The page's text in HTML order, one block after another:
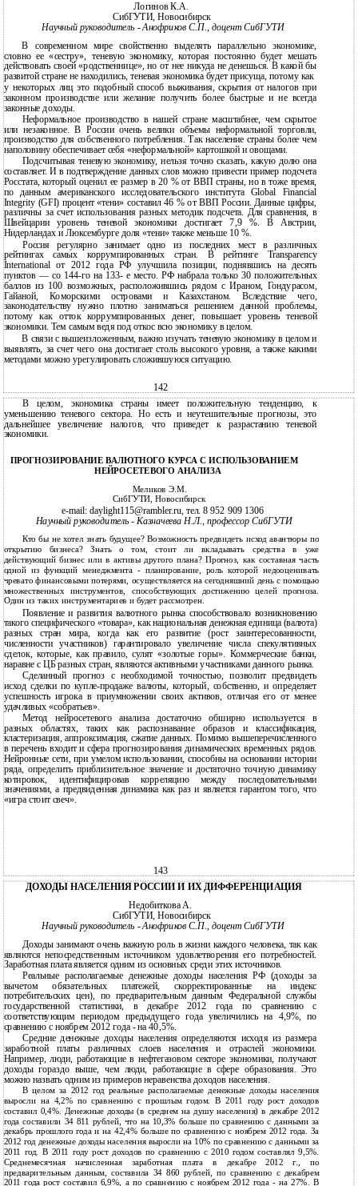
Логинов К.А.
СибГУТИ, Новосибирск
Научный руководитель - Анофриков С.П., доцент СибГУТИ
В
современном мире свойственно выделять параллельно экономике,
словно ее «сестру», теневую экономику, которая постоянно будет мешать
действовать своей «родственнице», но от нее никуда не денешься. В какой бы
развитой стране не находились, теневая экономика будет присуща, потому как
у некоторых лиц это подобный способ выживания, скрытия от налогов при
законном производстве или желание получить более быстрые и не всегда
законные доходы.
Неформальное производство в нашей стране масштабнее, чем скрытое
или незаконное. В России очень велики объемы неформальной торговли,
производство для собственного потребления. Так население страны более чем
наполовину обеспечивает себя «неформальной» картошкой и овощами.
Подсчитывая теневую экономику, нельзя точно сказать, какую долю она
составляет. И в подтверждение данных слов можно привести пример подсчета
Росстата, который оценил ее размер в 20 % от ВВП страны, но в тоже время,
по данным американского исследовательского института Global Financial
Integrity (GFI) процент «тени» составил 46 % от ВВП России. Данные цифры,
различны за счет использования разных методик подсчета. Для сравнения, в
Швейцарии уровень теневой экономики достигает 7,9 %. В Австрии,
Нидерландах и Люксембурге доля «тени» также меньше 10 %.
Россия регулярно занимает одно из последних мест в различных
рейтингах самых коррумпированных стран. В рейтинге Transparency
International от 2012 года РФ улучшила позиции, поднявшись на десять
пунктов — со 144-го на 133- е место. РФ набрала только 30 положительных
баллов из 100 возможных, расположившись рядом с Ираном, Гондурасом,
Гайаной, Коморскими островами и Казахстаном. Вследствие чего,
законодательству нужно плотно заниматься решением данной проблемы,
потому как отток коррумпированных денег, повышает уровень теневой
экономики. Тем самым ведя под откос всю экономику в целом.
В связи с вышеизложенным, важно изучать теневую экономику в целом и
выявлять, за счет чего она достигает столь высокого уровня, а также какими
методами можно урегулировать сложившуюся ситуацию.
142
В целом, экономика страны имеет положительную тенденцию, к
уменьшению теневого сектора. Но есть и неутешительные прогнозы, это
дальнейшее увеличение налогов, что приведет к разрастанию теневой
экономики.
ПРОГНОЗИРОВАНИЕ ВАЛЮТНОГО КУРСА С ИСПОЛЬЗОВАНИЕМ
НЕЙРОСЕТЕВОГО АНАЛИЗА
Меликов Э.М.
СибГУТИ, Новосибирск
e-mail: daylight115@rambler.ru, тел. 8 952 909 1306
Научный руководитель - Казначеева H.Л., профессор СибГУТИ
Кто бы не хотел знать будущее? Возможность предвидеть исход авантюры по
открытию бизнеса? Знать о том, стоит ли вкладывать средства в уже
действующий бизнес или в активы другого плана? Прогноз, как составная часть
одной из функций менеджмента - планирование, роль которой недооценивать
чревато финансовыми потерями, осуществляется на сегодняшний день с помощью
множественных инструментов, способствующих достижению целей прогноза.
Один из таких инструментариев и будет рассмотрен.
Появление и развития валютного рынка способствовало возникновению
такого специфического «товара», как национальная денежная единица (валюта)
разных стран мира, когда как его развитие (рост заинтересованности,
численности участников) гарантировало увеличение числа спекулятивных
сделок, которые, как правило, сулят «золотые горы». Коммерческие банки,
наравне с ЦБ разных стран, являются активными участниками данного рынка.
Сделанный прогноз с необходимой точностью, позволит предвидеть
исход сделки по купле-продаже валюты, который, собственно, и определяет
успешность игрока в приумножении своих активов, отличая его от менее
удачливых «собратьев».
Метод нейросетевого анализа достаточно обширно используется в
разных областях, таких как распознавание образов и классификация,
кластеризация, аппроксимация, сжатие данных. Помимо вышеперечисленного
в перечень входит и сфера прогнозирования динамических временных рядов.
Нейронные сети, при умелом использовании, способны на основании истории
ряда, определить приблизительное значение и достаточно точную динамику
котировок, идентифицировав корреляцию между последовательными
значениями, а предвиденная динамика как раз и является гарантом того, что
«игра стоит свеч».
143
ДОХОДЫ НАСЕЛЕНИЯ РОССИИ И ИХ ДИФФЕРЕНЦИАЦИЯ
Недобиткова А.
СибГУТИ, Новосибирск
Научный руководитель - Анофриков С.П., доцент СибГУТИ
Доходы занимают очень важную роль в жизни каждого человека, так как
являются непосредственным источником удовлетворения его потребностей.
Заработная плата является одним из основных среди этих источников.
Реальные располагаемые денежные доходы населения РФ (доходы за
вычетом обязательных платежей, скорректированные на индекс
потребительских цен), по предварительным данным Федеральной службы
государственной статистики, в декабре 2012 года по сравнению с
соответствующим периодом предыдущего года увеличились на 4,9%, по
сравнению с ноябрем 2012 года - на 40,5%.
Средние денежные доходы населения определяются исходя из размера
заработной платы различных слоев населения и отраслей экономики.
Например, люди, работающие в нефтегазовом секторе экономики, получают
доходы гораздо выше, чем люди, работающие в сфере образования. Это
можно назвать одним из примеров неравенства доходов населения.
В целом за 2012 год реальные располагаемые денежные доходы населения
выросли на 4,2% по сравнению с прошлым годом. В 2011 году рост доходов
составил 0,4%. Денежные доходы (в среднем на душу населения) в декабре 2012
года составили 34 811 рублей, что на 10,3% больше по сравнению с данными за
декабрь прошлого года и на 42,4% больше по сравнению с ноябрем 2012 года. За
2012 год денежные доходы населения выросли на 10% по сравнению с данными за
2011 год. В 2011 году рост доходов по сравнению с 2010 годом составлял 9,5%.
Среднемесячная начисленная заработная плата в декабре 2012 г., по
предварительным данным, составила 34 860 рублей, по сравнению с декабрем
2011 года рост составил 6,9%, а по сравнению с ноябрем 2012 года - на 27%. В